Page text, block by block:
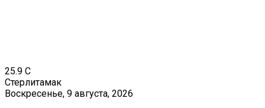
25.9 C
Стерлитамак
Воскресенье, 9 августа, 2026